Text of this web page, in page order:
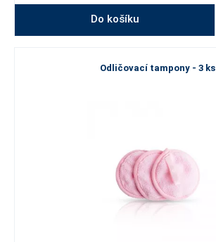
Do košíku
Odličovací tampony - 3 ks